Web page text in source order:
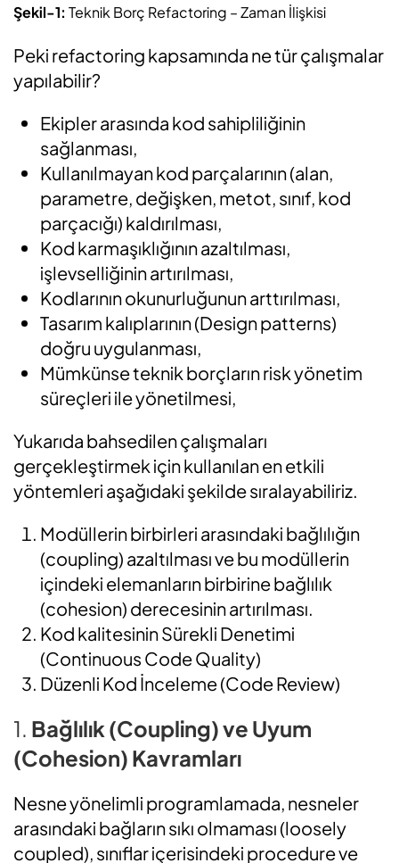
Şekil-1: Teknik Borç Refactoring – Zaman İlişkisi
Peki refactoring kapsamında ne tür çalışmalar
yapılabilir?
Ekipler arasında kod sahipliliğinin
sağlanması,
Kullanılmayan kod parçalarının (alan,
parametre, değişken, metot, sınıf, kod
parçacığı) kaldırılması,
Kod karmaşıklığının azaltılması,
işlevselliğinin artırılması,
Kodlarının okunurluğunun arttırılması,
Tasarım kalıplarının (Design patterns)
doğru uygulanması,
Mümkünse teknik borçların risk yönetim
süreçleri ile yönetilmesi,
Yukarıda bahsedilen çalışmaları
gerçekleştirmek için kullanılan en etkili
yöntemleri aşağıdaki şekilde sıralayabiliriz.
Modüllerin birbirleri arasındaki bağlılığın
(coupling) azaltılması ve bu modüllerin
içindeki elemanların birbirine bağlılık
(cohesion) derecesinin artırılması.
Kod kalitesinin Sürekli Denetimi
(Continuous Code Quality)
Düzenli Kod İnceleme (Code Review)
1. Bağlılık (Coupling) ve Uyum
(Cohesion) Kavramları
Nesne yönelimli programlamada, nesneler
arasındaki bağların sıkı olmaması (loosely
coupled), sınıflar içerisindeki procedure ve